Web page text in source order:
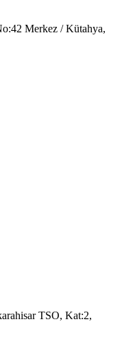
Merkez / Kütahya,
TSO, Kat:2,